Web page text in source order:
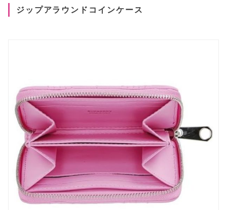
ジップアラウンドコインケース